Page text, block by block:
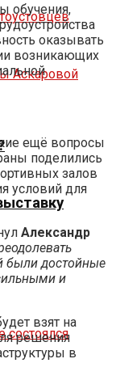
обучения,
оказывать
возникающих
ещё вопросы
поделились
залов
условий для
Александр
были достойные
и
взят на
решения
в